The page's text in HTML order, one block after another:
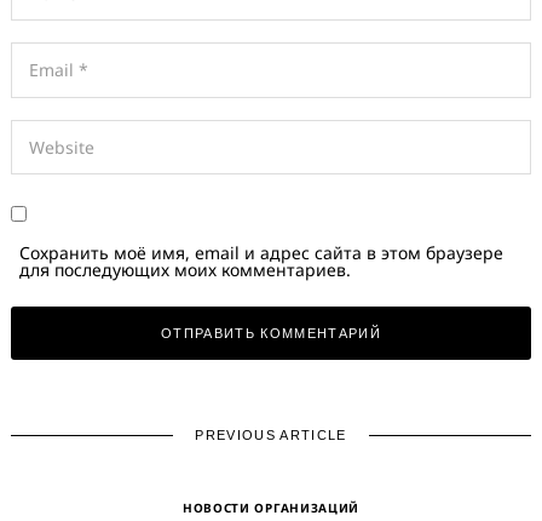
Сохранить моё имя, email и адрес сайта в этом браузере
для последующих моих комментариев.
PREVIOUS ARTICLE
НОВОСТИ ОРГАНИЗАЦИЙ